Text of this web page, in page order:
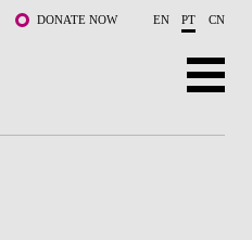
DONATE NOW EN PT CN